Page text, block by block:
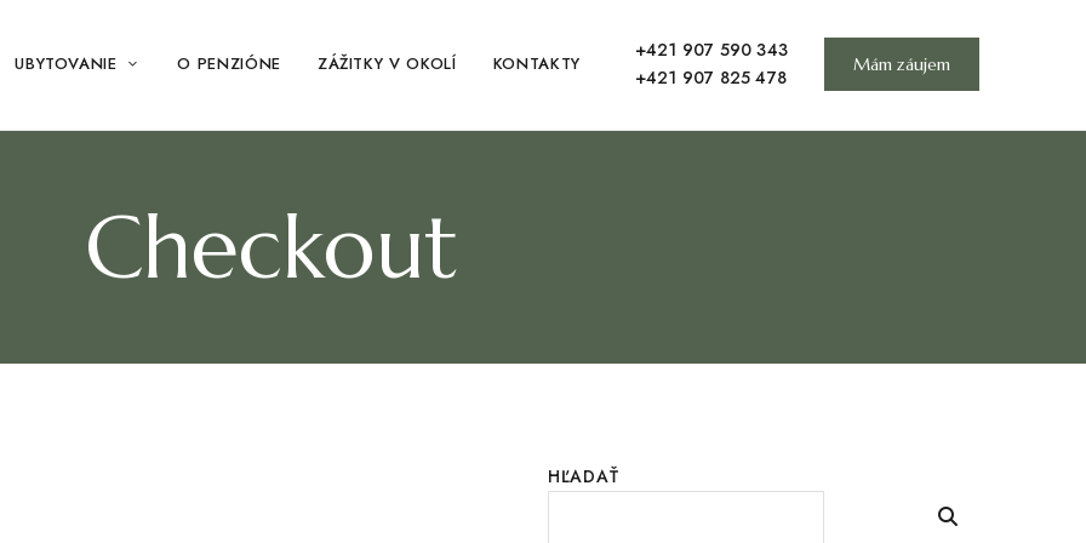
UBYTOVANIE O PENZIÓNE ZÁŽITKY V OKOLÍ KONTAKTY
+421 907 590 343
+421 907 825 478
Mám záujem
Checkout
HĽADAŤ